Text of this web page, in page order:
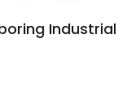
Industrial